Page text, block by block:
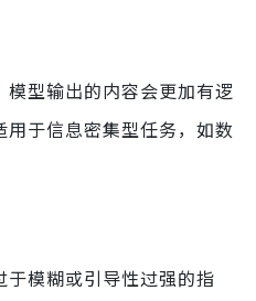
型输出的内容会更加有逻
于信息密集型任务，如数
模糊或引导性过强的指